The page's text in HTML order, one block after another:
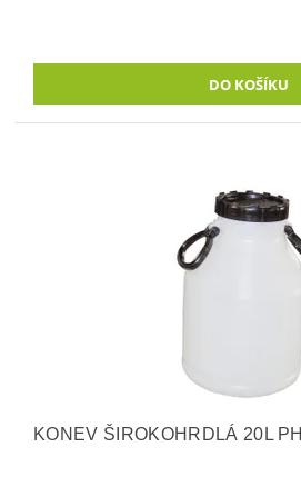
KONEV ŠIROKOHRDLÁ 20L PH